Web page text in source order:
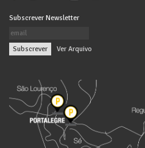
Subscrever Newsletter
Ver Arquivo